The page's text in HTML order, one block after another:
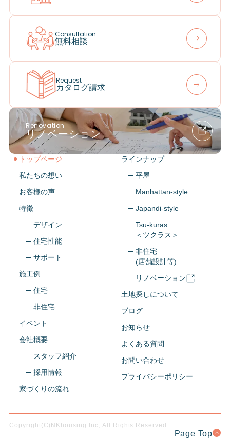
トップページ
私たちの想い
お客様の声
特徴
─ デザイン
─ 住宅性能
─ サポート
施工例
─ 住宅
─ 非住宅
イベント
会社概要
─ スタッフ紹介
─ 採用情報
家づくりの流れ
ラインナップ
─ 平屋
─ Manhattan-style
─ Japandi-style
─ Tsu-kuras
＜ツクラス＞
─ 非住宅
(店舗設計等)
─ リノベーション
土地探しについて
ブログ
お知らせ
よくある質問
お問い合わせ
プライバシーポリシー
Consultation
無料相談
Request
カタログ請求
Renovation
リノベーション
Copyright(C)NKhousing Inc, All Rights Reserved.
Page Top